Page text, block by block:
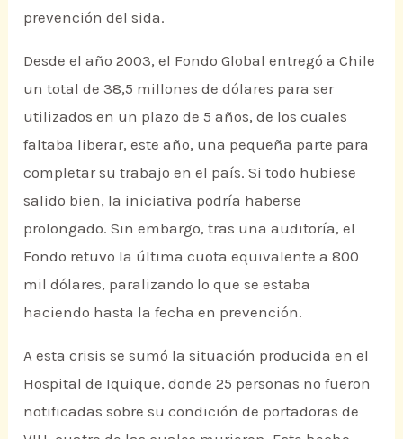
prevención del sida.
Desde el año 2003, el Fondo Global entregó a Chile
un total de 38,5 millones de dólares para ser
utilizados en un plazo de 5 años, de los cuales
faltaba liberar, este año, una pequeña parte para
completar su trabajo en el país. Si todo hubiese
salido bien, la iniciativa podría haberse
prolongado. Sin embargo, tras una auditoría, el
Fondo retuvo la última cuota equivalente a 800
mil dólares, paralizando lo que se estaba
haciendo hasta la fecha en prevención.
A esta crisis se sumó la situación producida en el
Hospital de Iquique, donde 25 personas no fueron
notificadas sobre su condición de portadoras de